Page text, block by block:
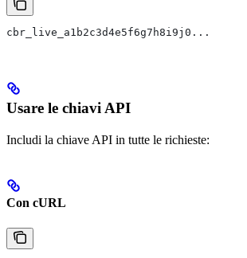
cbr_live_a1b2c3d4e5f6g7h8i9j0...
Usare le chiavi API
Includi la chiave API in tutte le richieste:
Con cURL